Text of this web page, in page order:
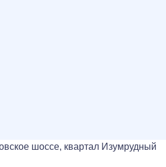
шоссе, квартал Изумрудный